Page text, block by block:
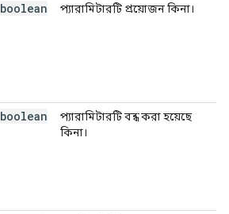
boolean প্যারামিটারটি প্রয়োজন কিনা।
boolean
প্যারামিটারটি বন্ধ করা হয়েছে
কিনা।